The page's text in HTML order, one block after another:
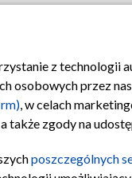
prywatności
z
przez
, w celach
także zgody na
poszczególnych